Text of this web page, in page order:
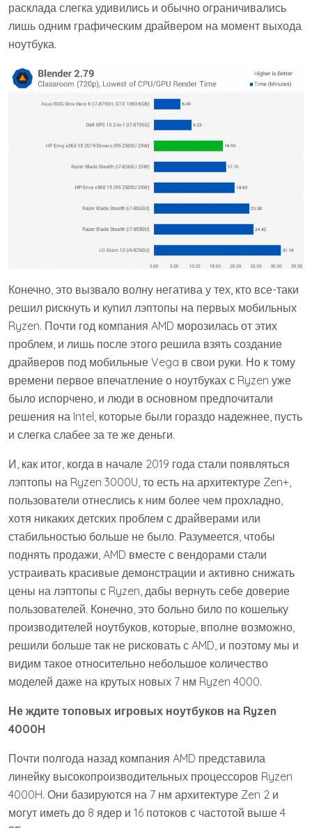
расклада слегка удивились и обычно ограничивались
лишь одним графическим драйвером на момент выхода
ноутбука.
Конечно, это вызвало волну негатива у тех, кто все-таки
решил рискнуть и купил лэптопы на первых мобильных
Ryzen. Почти год компания AMD морозилась от этих
проблем, и лишь после этого решила взять создание
драйверов под мобильные Vega в свои руки. Но к тому
времени первое впечатление о ноутбуках с Ryzen уже
было испорчено, и люди в основном предпочитали
решения на Intel, которые были гораздо надежнее, пусть
и слегка слабее за те же деньги.
И, как итог, когда в начале 2019 года стали появляться
лэптопы на Ryzen 3000U, то есть на архитектуре Zen+,
пользователи отнеслись к ним более чем прохладно,
хотя никаких детских проблем с драйверами или
стабильностью больше не было. Разумеется, чтобы
поднять продажи, AMD вместе с вендорами стали
устраивать красивые демонстрации и активно снижать
цены на лэптопы с Ryzen, дабы вернуть себе доверие
пользователей. Конечно, это больно било по кошельку
производителей ноутбуков, которые, вполне возможно,
решили больше так не рисковать с AMD, и поэтому мы и
видим такое относительно небольшое количество
моделей даже на крутых новых 7 нм Ryzen 4000.
Не ждите топовых игровых ноутбуков на Ryzen
4000H
Почти полгода назад компания AMD представила
линейку высокопроизводительных процессоров Ryzen
4000H. Они базируются на 7 нм архитектуре Zen 2 и
могут иметь до 8 ядер и 16 потоков с частотой выше 4